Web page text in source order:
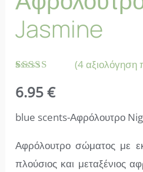
Jasmine
με4.75
από 5 με
βαθμολογία
(4αξιολόγηση
6.95€
blue scents-Αφρόλουτρο
Αφρόλουτρο σώματος με
πλούσιος και μεταξένιος